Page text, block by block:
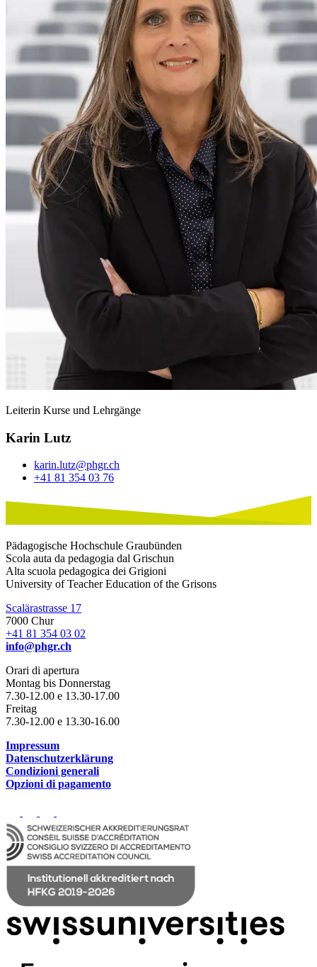
Leiterin Kurse und Lehrgänge
Karin Lutz
karin.lutz@phgr.ch
+41 81 354 03 76
Pädagogische Hochschule Graubünden
Scola auta da pedagogia dal Grischun
Alta scuola pedagogica dei Grigioni
University of Teacher Education of the Grisons
Scalärastrasse 17
7000 Chur
+41 81 354 03 02
info@phgr.ch
Orari di apertura
Montag bis Donnerstag
7.30-12.00 e 13.30-17.00
Freitag
7.30-12.00 e 13.30-16.00
Impressum
Datenschutzerklärung
Condizioni generali
Opzioni di pagamento